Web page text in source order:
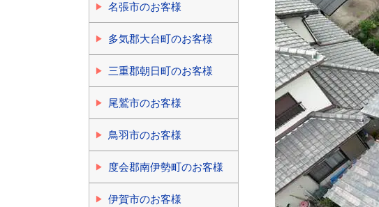
名張市のお客様
多気郡大台町のお客様
三重郡朝日町のお客様
尾鷲市のお客様
鳥羽市のお客様
度会郡南伊勢町のお客様
伊賀市のお客様